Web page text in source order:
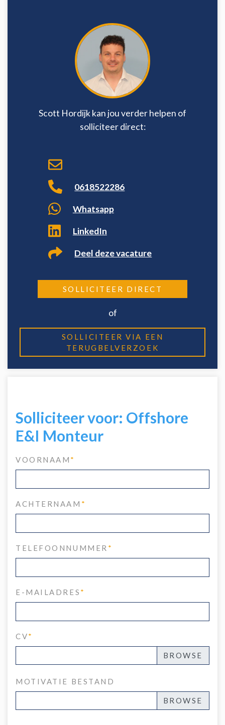
Scott Hordijk kan jou verder helpen of
solliciteer direct:
0618522286
Whatsapp
LinkedIn
Deel deze vacature
SOLLICITEER DIRECT
of
SOLLICITEER VIA EEN
TERUGBELVERZOEK
Solliciteer voor: Offshore
E&I Monteur
VOORNAAM *
ACHTERNAAM *
TELEFOONNUMMER *
E-MAILADRES *
CV*
MOTIVATIE BESTAND